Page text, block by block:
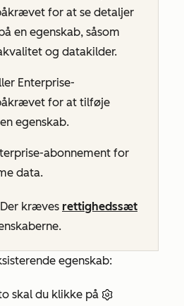
for at se detaljer
en egenskab, såsom
og datakilder.
Enterprise-
for at tilføje
egenskab.
abonnement for
data.
Der kræves rettighedssæt
egenskab:
skal du klikke på